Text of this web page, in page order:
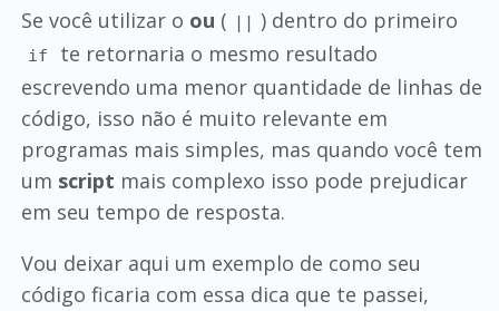
Se você utilizar o ou ( || ) dentro do primeiro
if
te retornaria o mesmo resultado
escrevendo uma menor quantidade de linhas de
código, isso não é muito relevante em
programas mais simples, mas quando você tem
um script mais complexo isso pode prejudicar
em seu tempo de resposta.
Vou deixar aqui um exemplo de como seu
código ficaria com essa dica que te passei,